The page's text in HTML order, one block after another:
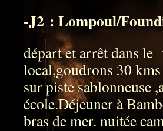
-J2 : Lompoul/
départ et arrêt dans
local,goudrons 30 kms
sur piste sablonneuse
école.Déjeuner à
bras de mer. nuitée